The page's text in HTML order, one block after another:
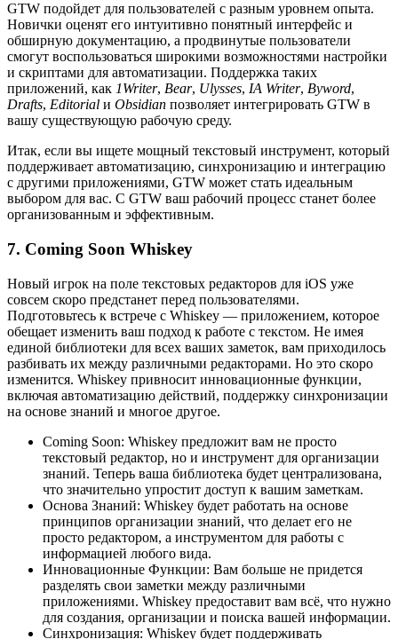
GTW подойдет для пользователей с разным уровнем опыта.
Новички оценят его интуитивно понятный интерфейс и
обширную документацию, а продвинутые пользователи
смогут воспользоваться широкими возможностями настройки
и скриптами для автоматизации. Поддержка таких
приложений, как 1Writer, Bear, Ulysses, IA Writer, Byword,
Drafts, Editorial и Obsidian позволяет интегрировать GTW в
вашу существующую рабочую среду.
Итак, если вы ищете мощный текстовый инструмент, который
поддерживает автоматизацию, синхронизацию и интеграцию
с другими приложениями, GTW может стать идеальным
выбором для вас. С GTW ваш рабочий процесс станет более
организованным и эффективным.
7. Coming Soon Whiskey
Новый игрок на поле текстовых редакторов для iOS уже
совсем скоро предстанет перед пользователями.
Подготовьтесь к встрече с Whiskey — приложением, которое
обещает изменить ваш подход к работе с текстом. Не имея
единой библиотеки для всех ваших заметок, вам приходилось
разбивать их между различными редакторами. Но это скоро
изменится. Whiskey привносит инновационные функции,
включая автоматизацию действий, поддержку синхронизации
на основе знаний и многое другое.
Coming Soon: Whiskey предложит вам не просто
текстовый редактор, но и инструмент для организации
знаний. Теперь ваша библиотека будет централизована,
что значительно упростит доступ к вашим заметкам.
Основа Знаний: Whiskey будет работать на основе
принципов организации знаний, что делает его не
просто редактором, а инструментом для работы с
информацией любого вида.
Инновационные Функции: Вам больше не придется
разделять свои заметки между различными
приложениями. Whiskey предоставит вам всё, что нужно
для создания, организации и поиска вашей информации.
Синхронизация: Whiskey будет поддерживать